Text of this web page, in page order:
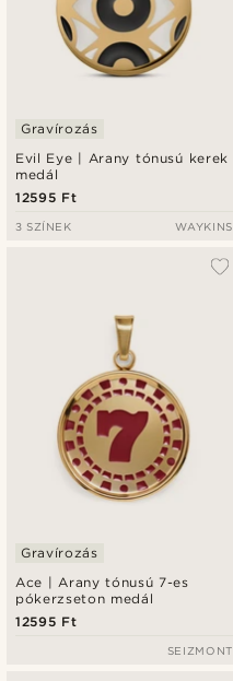
Evil Eye | Arany tónusú kerek
medál
Gravírozás
12595 Ft
3 SZÍNEK WAYKINS
Ace | Arany tónusú 7-es
pókerzseton medál
Gravírozás
12595 Ft
SEIZMONT